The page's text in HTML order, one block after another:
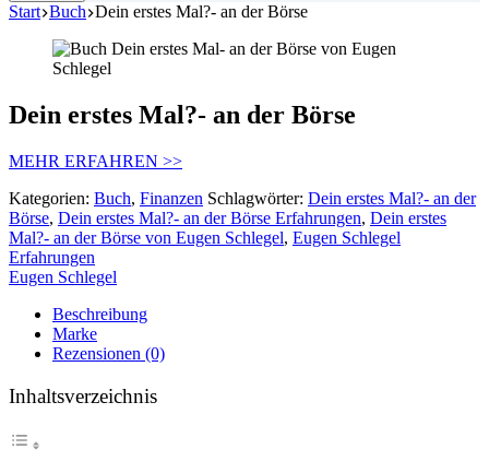
Start Buch Dein erstes Mal?- an der Börse
Dein erstes Mal?- an der Börse
MEHR ERFAHREN >>
Kategorien: Buch, Finanzen Schlagwörter: Dein erstes Mal?- an der
Börse, Dein erstes Mal?- an der Börse Erfahrungen, Dein erstes
Mal?- an der Börse von Eugen Schlegel, Eugen Schlegel
Erfahrungen
Eugen Schlegel
Beschreibung
Marke
Rezensionen (0)
Inhaltsverzeichnis